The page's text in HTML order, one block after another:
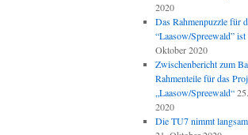
2020
Das Rahmenpuzzle für
“Laasow/Spreewald”
Oktober 2020
Zwischenbericht zum
Rahmenteile für das
„Laasow/Spreewald“
2020
Die TU7 nimmt